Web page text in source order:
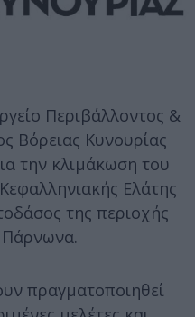
Περιβάλλοντος &
Βόρειας Κυνουρίας
την κλιμάκωση του
Ελάτης
της περιοχής
Πάρνωνα.
πραγματοποιηθεί